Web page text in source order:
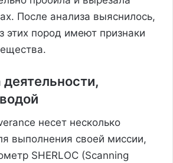
После анализа выяснилось,
этих пород имеют признаки
несет несколько
выполнения своей миссии,
SHERLOC (Scanning